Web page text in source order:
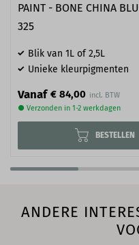
PAINT - BONE CHINA
325
Blik van 1L of 2,5L
Unieke kleurpigmenten
Vanaf € 84,00
● Verzonden in 1-2 werkdagen
BESTELLEN
ANDERE